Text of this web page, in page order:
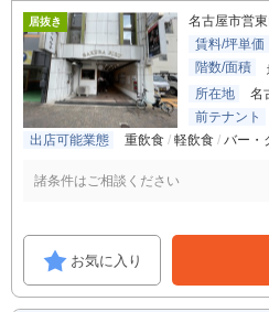
居抜き 名古屋市営
賃料/坪単価
階数/面積
所在地
名
前テナント
出店可能業態
重飲食 軽飲食 バー・
諸条件はご相談ください
お気に入り